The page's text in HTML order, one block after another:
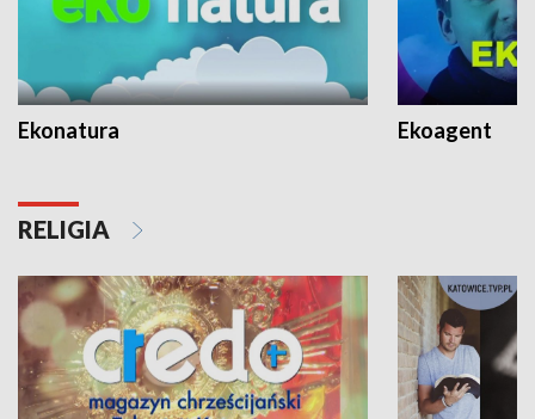
Ekonatura Ekoagent
RELIGIA